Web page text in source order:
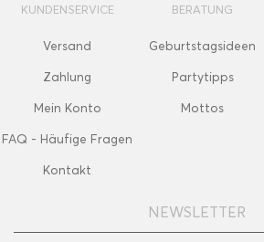
KUNDENSERVICE
Versand
Zahlung
Mein Konto
FAQ - Häufige Fragen
Kontakt
BERATUNG
Geburtstagsideen
Partytipps
Mottos
NEWSLETTER